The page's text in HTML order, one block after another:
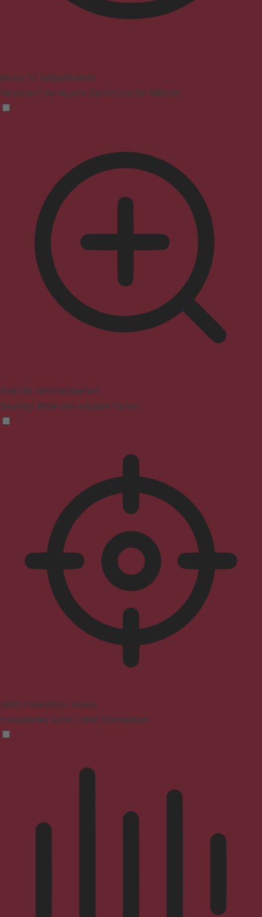
Modus für Sehbehinderte
Verbessert die visuelle Darstellung der Website
Profil für Anfallssicherheit
Beseitigt Blitze und reduziert Farben
ADHD-freundlicher Modus
Fokussiertes Surfen, ohne Ablenkungen